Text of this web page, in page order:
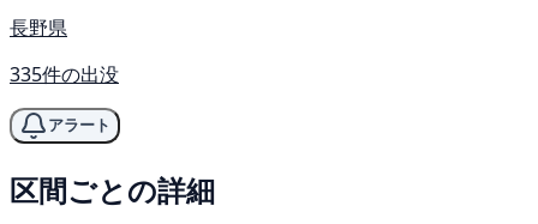
長野県
335件の出没
アラート
区間ごとの詳細